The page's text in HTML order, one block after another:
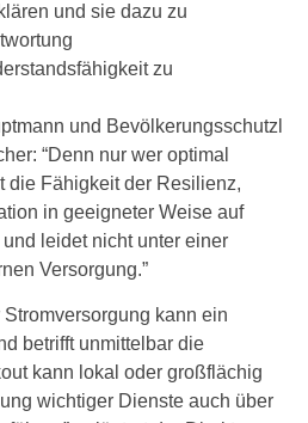
und sie dazu zu
zu
und Bevölkerungsschutzl
“Denn nur wer optimal
die Fähigkeit der Resilienz,
in geeigneter Weise auf
leidet nicht unter einer
Versorgung.”
kann ein
betrifft unmittelbar die
kann lokal oder großflächig
wichtiger Dienste auch über